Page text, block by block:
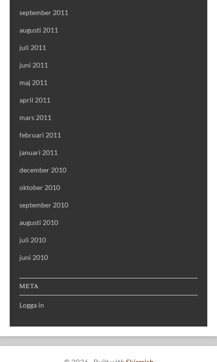
september 2011
augusti 2011
juli 2011
juni 2011
maj 2011
april 2011
mars 2011
februari 2011
januari 2011
december 2010
oktober 2010
september 2010
augusti 2010
juli 2010
juni 2010
META
Logga in